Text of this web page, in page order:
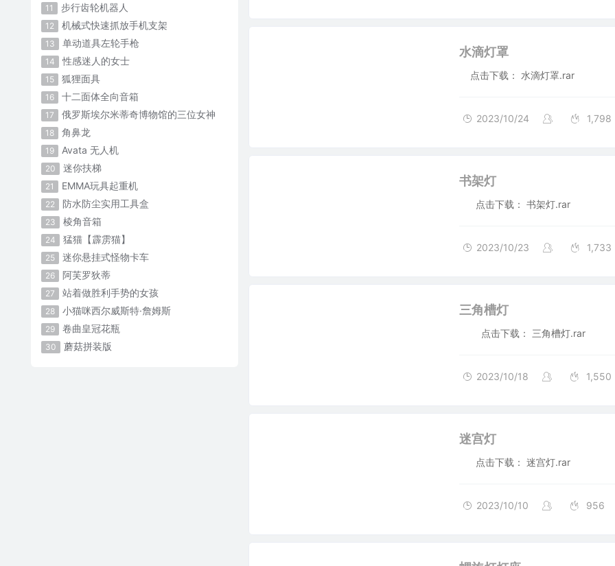
水滴灯罩
点击下载： 水滴灯罩.rar
2023/10/24 1,798
书架灯
点击下载： 书架灯.rar
2023/10/23 1,733
三角槽灯
点击下载： 三角槽灯.rar
2023/10/18 1,550
迷宫灯
点击下载： 迷宫灯.rar
2023/10/10 956
11 步行齿轮机器人
12 机械式快速抓放手机支架
13 单动道具左轮手枪
14 性感迷人的女士
15 狐狸面具
16 十二面体全向音箱
17 俄罗斯埃尔米蒂奇博物馆的三位女神
18 角鼻龙
19 Avata 无人机
20 迷你扶梯
21 EMMA玩具起重机
22 防水防尘实用工具盒
23 棱角音箱
24 猛猫【霹雳猫】
25 迷你悬挂式怪物卡车
26 阿芙罗狄蒂
27 站着做胜利手势的女孩
28 小猫咪西尔威斯特·詹姆斯
29 卷曲皇冠花瓶
30 蘑菇拼装版